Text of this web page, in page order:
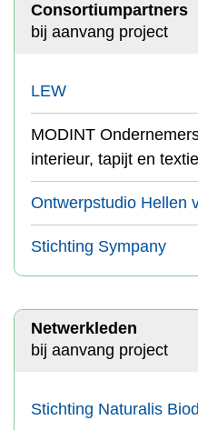
Consortiumpartners
bij aanvang project
LEW
MODINT
interieur, tapijt en textiel
Ontwerpstudio Hellen
Stichting Sympany
Netwerkleden
bij aanvang project
Stichting Naturalis